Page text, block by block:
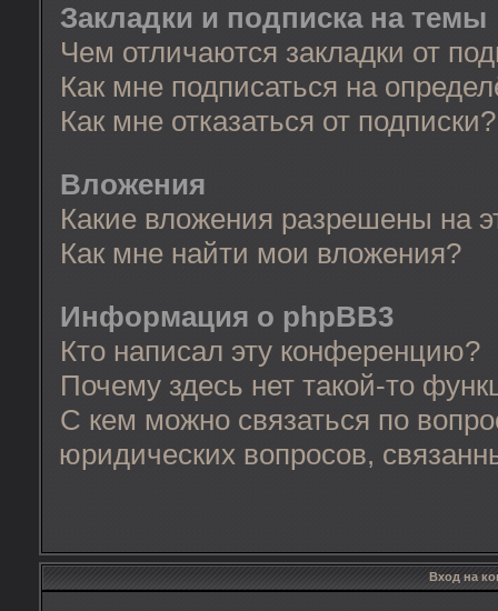
Закладки и подписка на темы
Чем отличаются закладки от
Как мне подписаться на
Как мне отказаться от подписки?
Вложения
Какие вложения разрешены на
Как мне найти мои вложения?
Информация о phpBB3
Кто написал эту конференцию?
Почему здесь нет такой-то
С кем можно связаться по
юридических вопросов,
Вход на